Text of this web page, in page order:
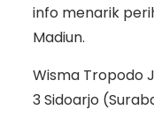
info menarik
Madiun.
Wisma Tropodo
3 Sidoarjo